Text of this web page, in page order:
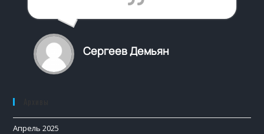
Сергеев Демьян
Апрель 2025